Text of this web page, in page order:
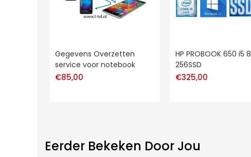
Gegevens Overzetten
service voor notebook
€85,00
HP PROBOOK 650 i5
256SSD
€325,00
Eerder Bekeken Door Jou